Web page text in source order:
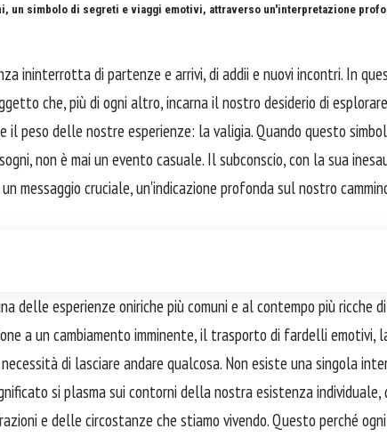
un simbolo di segreti e viaggi emotivi, attraverso un'interpretazione
ininterrotta di partenze e arrivi, di addii e nuovi incontri. In
che, più di ogni altro, incarna il nostro desiderio di
il peso delle nostre esperienze: la valigia. Quando questo
non è mai un evento casuale. Il subconscio, con la sua
messaggio cruciale, un'indicazione profonda sul nostro
delle esperienze oniriche più comuni e al contempo più ricche
a un cambiamento imminente, il trasporto di fardelli emotivi,
di lasciare andare qualcosa. Non esiste una singola
si plasma sui contorni della nostra esistenza individuale,
e delle circostanze che stiamo vivendo. Questo perché